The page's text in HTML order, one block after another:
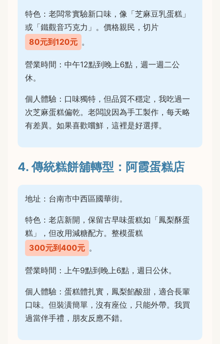
特色：老闆常實驗新口味，像「芝麻豆乳蛋糕」
或「鐵觀音巧克力」。價格親民，切片
80元到120元 。
營業時間：中午12點到晚上6點，週一週二公
休。
個人體驗：口味獨特，但品質不穩定，我吃過一
次芝麻蛋糕偏乾。老闆說因為手工製作，每天略
有差異。如果喜歡嚐鮮，這裡是好選擇。
4. 傳統糕餅舖轉型：阿霞蛋糕店
地址：台南市中西區國華街。
特色：老店新開，保留古早味蛋糕如「鳳梨酥蛋
糕」，但改用減糖配方。整模蛋糕
300元到400元 。
營業時間：上午9點到晚上6點，週日公休。
個人體驗：蛋糕體扎實，鳳梨餡酸甜，適合長輩
口味。但裝潢簡單，沒有座位，只能外帶。我買
過當伴手禮，朋友反應不錯。